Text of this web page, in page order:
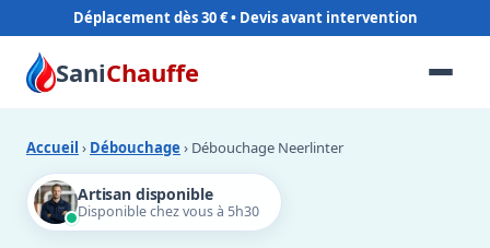
Déplacement dès 30 €
SaniChauffe
Accueil › Débouchage › Débouchage Neerlinter
Artisan disponible
Disponible chez vous à 5h30